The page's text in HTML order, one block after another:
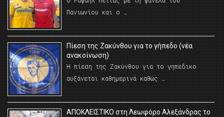
Πανιωνίου και ο …
Πίεση της Ζακύνθου για το γήπεδο (νέα
ανακοίνωση)
Η πίεση της Ζακύνθου για το γηπεδικο
αυξάνεται καθημερινά καθώς …
AΠΟΚΛΕΙΣΤΙΚΟ στη Λεωφόρο Αλεξάνδρας το